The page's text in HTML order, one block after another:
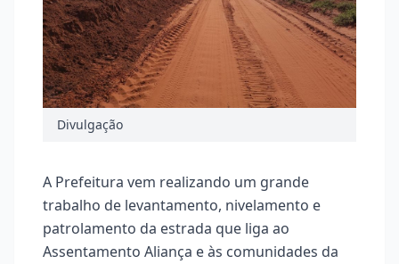
Divulgação
A Prefeitura vem realizando um grande
trabalho de levantamento, nivelamento e
patrolamento da estrada que liga ao
Assentamento Aliança e às comunidades da